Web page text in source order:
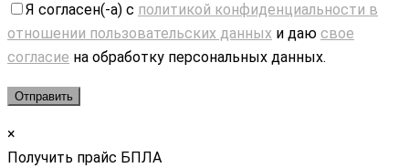
Я согласен(-а) с политикой конфиденциальности в
отношении пользовательских данных и даю свое
согласие на обработку персональных данных.
×
Получить прайс БПЛА